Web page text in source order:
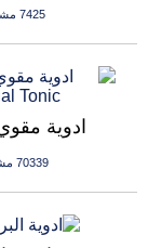
7425 مشاهدة
ادوية
70339 مشاهدة